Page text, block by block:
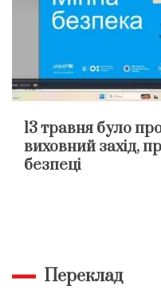
13 травня було
виховний захід,
безпеці
Переклад